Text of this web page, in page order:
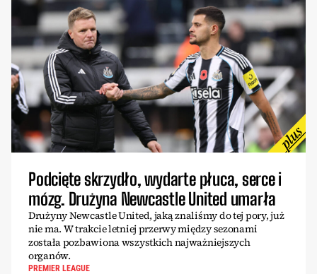
Podcięte skrzydło, wydarte płuca, serce i
mózg. Drużyna Newcastle United umarła
Drużyny Newcastle United, jaką znaliśmy do tej pory, już
nie ma. W trakcie letniej przerwy między sezonami
została pozbawiona wszystkich najważniejszych
organów.
PREMIER LEAGUE